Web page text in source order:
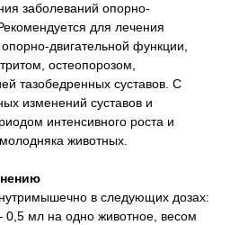
заболеваний опорно-
для лечения
двигательной функции,
остеопорозом,
тазобедренных суставов. С
изменений суставов и
интенсивного роста и
животных.
в следующих дозах:
мл на одно животное, весом